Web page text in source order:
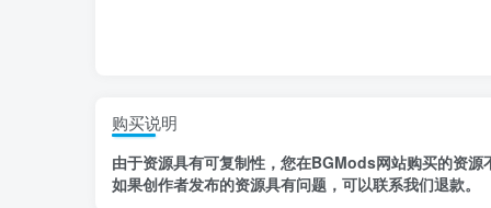
购买说明
由于资源具有可复制性， 您在BGMods网站购买的资源
如果创作者发布的资源具有问题 ， 可以联系我们退款。